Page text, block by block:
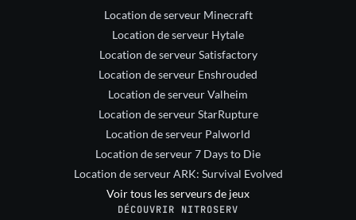
Location de serveur Minecraft
Location de serveur Hytale
Location de serveur Satisfactory
Location de serveur Enshrouded
Location de serveur Valheim
Location de serveur StarRupture
Location de serveur Palworld
Location de serveur 7 Days to Die
Location de serveur ARK: Survival Evolved
Voir tous les serveurs de jeux
DÉCOUVRIR NITROSERV